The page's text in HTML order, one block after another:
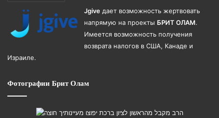
Jgiveдает возможность жертвовать
напрямую на проекты БРИТ ОЛАМ.
Имеется возможность получения
возврата налогов в США, Канаде и
Израиле.
Фотографии Брит Олам